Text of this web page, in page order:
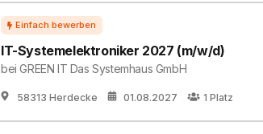
IT-Systemelektroniker 2027 (m/w/d)
beiGREEN IT Das Systemhaus GmbH
58313 Herdecke 01.08.2027 1 Platz